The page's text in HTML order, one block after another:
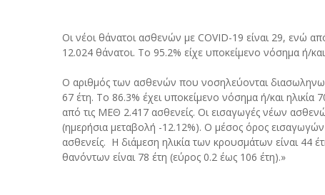
Οι νέοι θάνατοι ασθενών με COVID-19 είναι 29, ενώ
12.024 θάνατοι. Το 95.2% είχε υποκείμενο νόσημα ή/
Ο αριθμός των ασθενών που νοσηλεύονται
67 έτη. To 86.3% έχει υποκείμενο νόσημα ή/και
από τις ΜΕΘ 2.417 ασθενείς. Οι εισαγωγές νέων
(ημερήσια μεταβολή -12.12%). Ο μέσος όρος
ασθενείς. Η διάμεση ηλικία των κρουσμάτων είναι 44
θανόντων είναι 78 έτη (εύρος 0.2 έως 106 έτη).»